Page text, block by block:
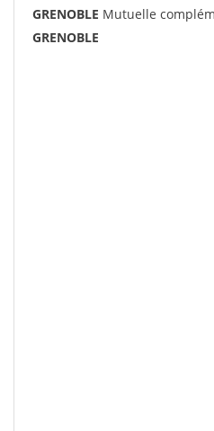
GRENOBLE Mutuelle
GRENOBLE